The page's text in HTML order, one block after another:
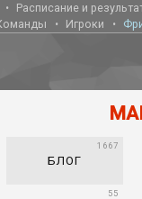
Расписание и
Игроки
БЛОГ
1667
55